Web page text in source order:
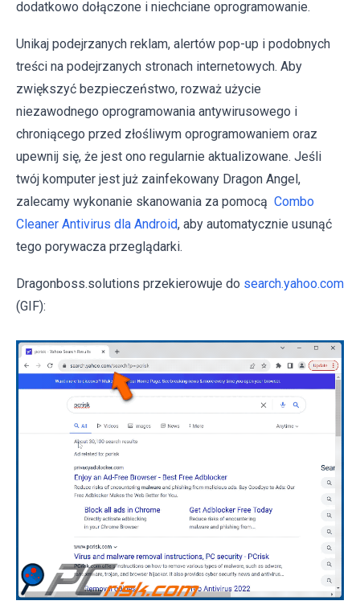
dodatkowo dołączone i niechciane oprogramowanie.
Unikaj podejrzanych reklam, alertów pop-up i podobnych
treści na podejrzanych stronach internetowych. Aby
zwiększyć bezpieczeństwo, rozważ użycie
niezawodnego oprogramowania antywirusowego i
chroniącego przed złośliwym oprogramowaniem oraz
upewnij się, że jest ono regularnie aktualizowane. Jeśli
twój komputer jest już zainfekowany Dragon Angel,
zalecamy wykonanie skanowania za pomocą Combo
Cleaner Antivirus dla Android, aby automatycznie usunąć
tego porywacza przeglądarki.
Dragonboss.solutions przekierowuje do search.yahoo.com
(GIF):